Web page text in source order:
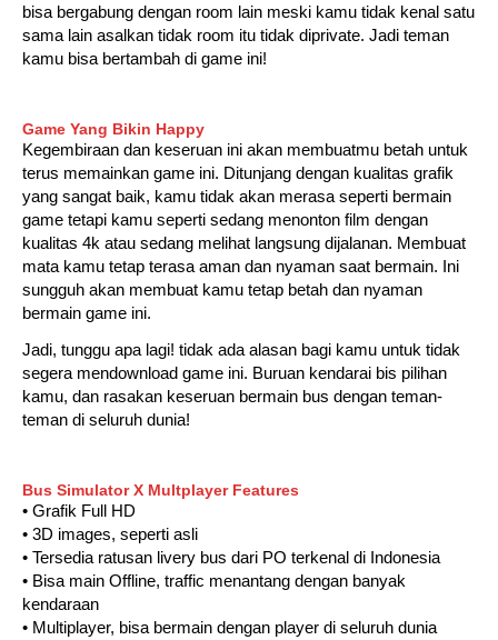
bisa bergabung dengan room lain meski kamu tidak kenal satu
sama lain asalkan tidak room itu tidak diprivate. Jadi teman
kamu bisa bertambah di game ini!
Game Yang Bikin Happy
Kegembiraan dan keseruan ini akan membuatmu betah untuk
terus memainkan game ini. Ditunjang dengan kualitas grafik
yang sangat baik, kamu tidak akan merasa seperti bermain
game tetapi kamu seperti sedang menonton film dengan
kualitas 4k atau sedang melihat langsung dijalanan. Membuat
mata kamu tetap terasa aman dan nyaman saat bermain. Ini
sungguh akan membuat kamu tetap betah dan nyaman
bermain game ini.
Jadi, tunggu apa lagi! tidak ada alasan bagi kamu untuk tidak
segera mendownload game ini. Buruan kendarai bis pilihan
kamu, dan rasakan keseruan bermain bus dengan teman-
teman di seluruh dunia!
Bus Simulator X Multplayer Features
• Grafik Full HD
• 3D images, seperti asli
• Tersedia ratusan livery bus dari PO terkenal di Indonesia
• Bisa main Offline, traffic menantang dengan banyak
kendaraan
• Multiplayer, bisa bermain dengan player di seluruh dunia